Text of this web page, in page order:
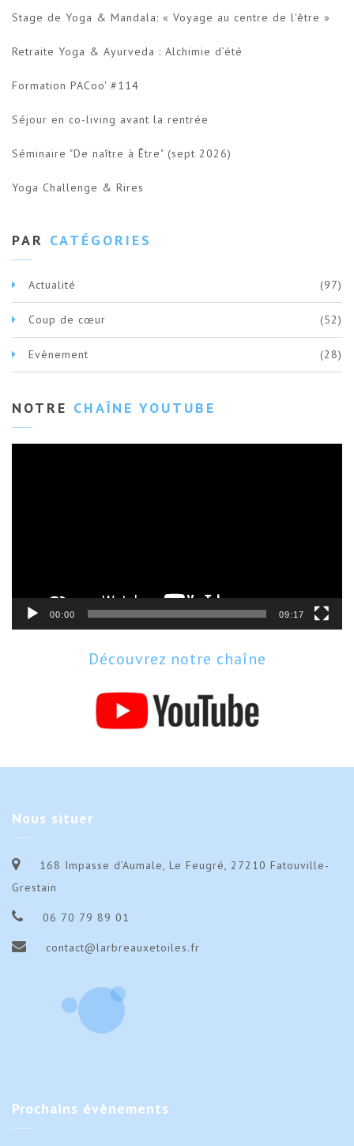
Stage de Yoga & Mandala: « Voyage au centre de l'être »
Retraite Yoga & Ayurveda : Alchimie d’été
Formation PACoo' #114
Séjour en co-living avant la rentrée
Séminaire "De naître à Être" (sept 2026)
Yoga Challenge & Rires
PAR CATÉGORIES
Actualité (97)
Coup de cœur (52)
Evènement (28)
NOTRE CHAÎNE YOUTUBE
00:00 09:17
Découvrez notre chaîne
Nous situer
168 Impasse d’Aumale, Le Feugré, 27210 Fatouville-
Grestain
06 70 79 89 01
contact@larbreauxetoiles.fr
Prochains évènements